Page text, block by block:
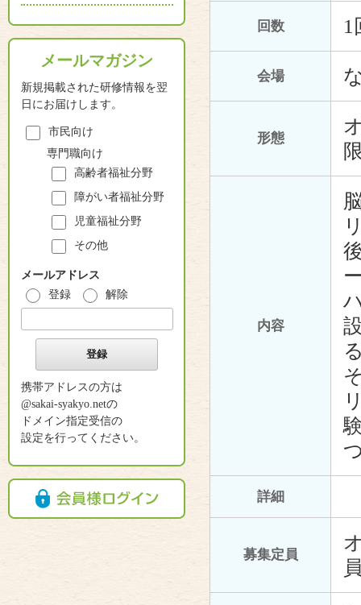
メールマガジン
新規掲載された研修情報を翌
日にお届けします。
市民向け
専門職向け
高齢者福祉分野
障がい者福祉分野
児童福祉分野
その他
メールアドレス
登録
解除
携帯アドレスの方は
@sakai-syakyo.netの
ドメイン指定受信の
設定を行ってください。
回数 1
会場
形態
内容
詳細
募集定員